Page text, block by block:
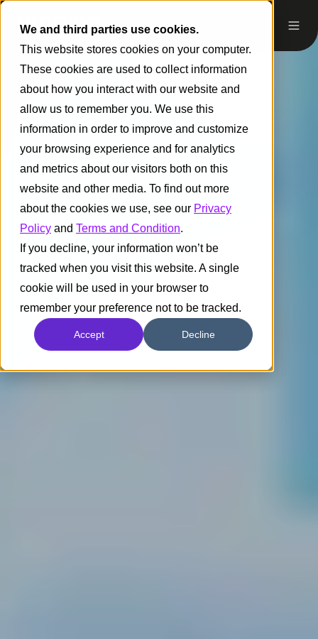
We and third parties use cookies.
This website stores cookies on your computer.
These cookies are used to collect information
about how you interact with our website and
allow us to remember you. We use this
information in order to improve and customize
your browsing experience and for analytics
and metrics about our visitors both on this
website and other media. To find out more
about the cookies we use, see our Privacy
Policy and Terms and Condition.
If you decline, your information won’t be
tracked when you visit this website. A single
cookie will be used in your browser to
remember your preference not to be tracked.
Accept Decline